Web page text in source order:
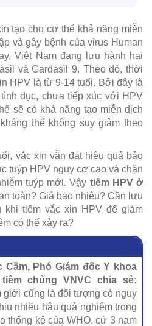
tạo cho cơ thể khả năng miễn
và gây bệnh của virus Human
Việt Nam đang lưu hành hai
và Gardasil 9. Theo đó, thời
HPV là từ 9-14 tuổi. Bởi đây là
dục, chưa tiếp xúc với HPV
sẽ có khả năng tạo miễn dịch
thể không suy giảm theo
vắc xin vẫn đạt hiệu quả bảo
tuýp HPV nguy cơ cao và chặn
tuýp mới. Vậy tiêm HPV ở
toàn? Giá bao nhiêu? Cần lưu
tiêm vắc xin HPV để giảm
có thể xảy ra?
Cầm, Phó Giám đốc Y khoa
chủng VNVC chia sẻ:
giới cũng là đối tượng có nguy
nhiều hậu quả nghiêm trọng
thống kê của WHO, cứ 3 nam